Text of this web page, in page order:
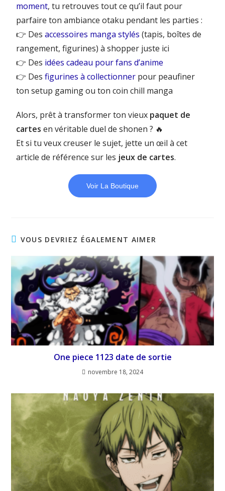
moment, tu retrouves tout ce qu’il faut pour
parfaire ton ambiance otaku pendant les parties :
👉 Desaccessoires manga stylés (tapis, boîtes de
rangement, figurines) à shopper juste ici
👉 Des idées cadeau pour fans d’anime
👉 Desfigurines à collectionner pour peaufiner
ton setup gaming ou ton coin chill manga
Alors, prêt à transformer ton vieux paquet de
cartes en véritable duel de shonen ? 🔥
Et si tu veux creuser le sujet, jette un œil à cet
article de référence sur les jeux de cartes.
Voir La Boutique
VOUS DEVRIEZ ÉGALEMENT AIMER
One piece 1123 date de sortie
novembre 18, 2024